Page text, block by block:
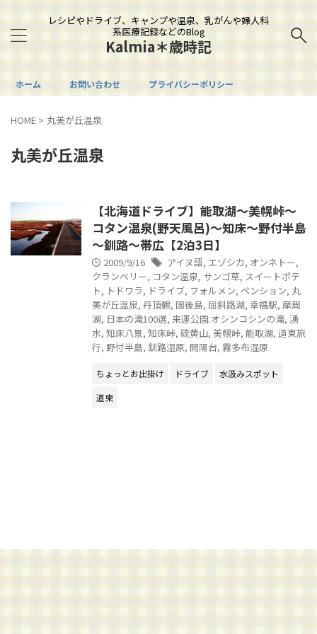
レシピやドライブ、キャンプや温泉、乳がんや婦人科
系医療記録などのBlog
Kalmia＊歳時記
ホーム お問い合わせ プライバシーポリシー
HOME > 丸美が丘温泉
丸美が丘温泉
【北海道ドライブ】能取湖～美幌峠～
コタン温泉(野天風呂)～知床～野付半島
～釧路～帯広【2泊3日】
2009/9/16 アイヌ語, エゾシカ, オンネトー,
クランベリー, コタン温泉, サンゴ草, スイートポテ
ト, トドワラ, ドライブ, フォルメン, ペンション, 丸
美が丘温泉, 丹頂鶴, 国後島, 屈斜路湖, 幸福駅, 摩周
湖, 日本の滝100選, 来運公園.オシンコシンの滝, 湧
水, 知床八景, 知床峠, 硫黄山, 美幌峠, 能取湖, 道東旅
行, 野付半島, 釧路湿原, 開陽台, 霧多布湿原
ちょっとお出掛け ドライブ
水汲みスポット
道東